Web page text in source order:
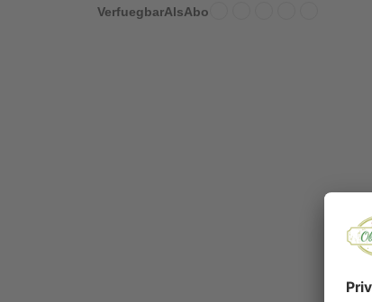
VerfuegbarAlsAbo